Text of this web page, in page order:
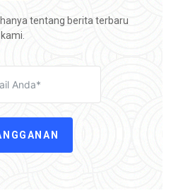
tentang berita terbaru
kami.